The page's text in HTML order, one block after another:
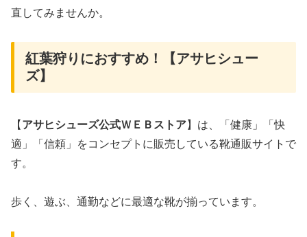
直してみませんか。
紅葉狩りにおすすめ！【アサヒシュー
ズ】
【 アサヒシューズ公式ＷＥＢストア】は、「健康」「快
適」「信頼」をコンセプトに販売している靴通販サイトで
す。
歩く、遊ぶ、通勤などに最適な靴が揃っています。